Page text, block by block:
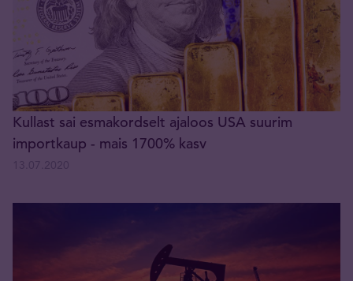
Kullast sai esmakordselt ajaloos USA suurim
importkaup - mais 1700% kasv